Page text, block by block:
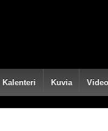
Kalenteri Kuvia